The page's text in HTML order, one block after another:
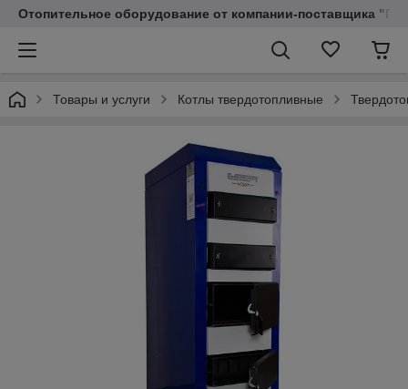
Отопительное оборудование от компании-поставщика
Товары и услуги Котлы твердотопливные